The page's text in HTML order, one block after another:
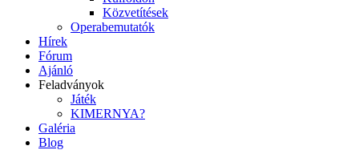
Közvetítések
Operabemutatók
Hírek
Fórum
Ajánló
Feladványok
Játék
KIMERNYA?
Galéria
Blog